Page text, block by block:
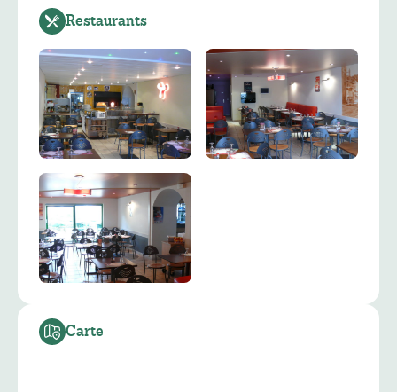
Restaurants
Carte